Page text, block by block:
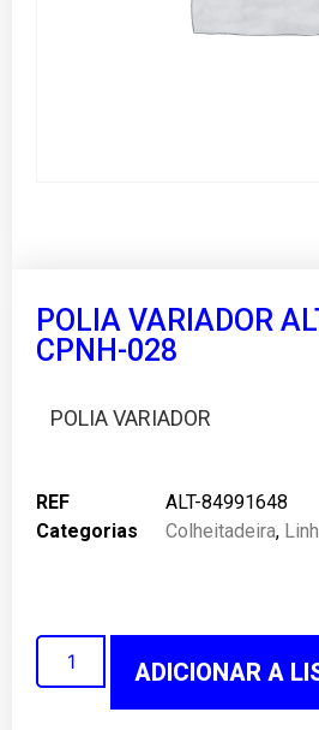
POLIA VARIADOR
CPNH-028
POLIA VARIADOR
REF
ALT-84991648
Categorias
Colheitadeira,
ADICIONAR A